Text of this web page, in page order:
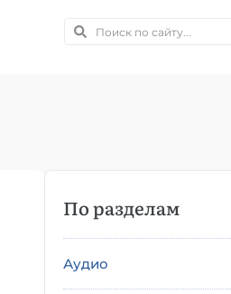
По разделам
Аудио